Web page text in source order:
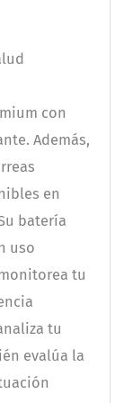
con
Además,
en
batería
uso
tu
tu
evalúa la